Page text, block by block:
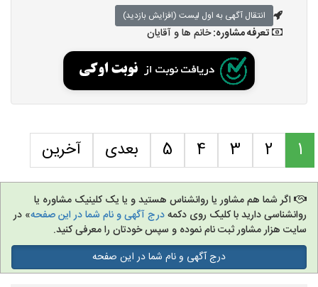
انتقال آگهی به اول لیست (افزایش بازدید)
تعرفه مشاوره:خانم ها و آقایان
1
2
3
4
5 بعدی آخرین
اگر شما هم مشاور یا روانشناس هستید و یا یک کلینیک مشاوره یا
روانشناسی دارید با کلیک روی دکمهدرج آگهی و نام شما در این صفحه» در
سایت هزار مشاور ثبت نام نموده و سپس خودتان را معرفی کنید.
درج آگهی و نام شما در این صفحه